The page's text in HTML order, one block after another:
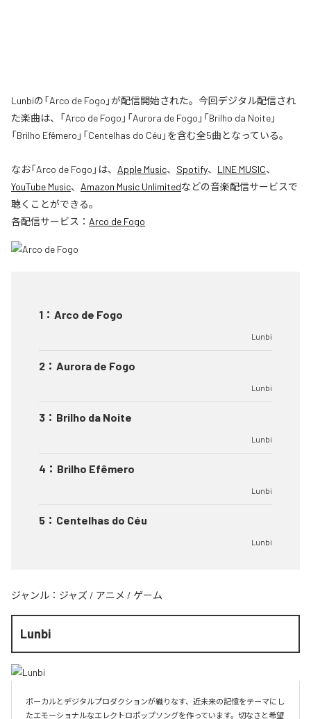
Lunbiの「Arco de Fogo」が配信開始された。今回デジタル配信され
た楽曲は、「Arco de Fogo」「Aurora de Fogo」「Brilho da Noite」
「Brilho Efêmero」「Centelhas do Céu」を含む全5曲となっている。
なお「Arco de Fogo 」は、 Apple Music、 Spotify、 LINE MUSIC、
YouTube Music、 Amazon Music Unlimitedなどの音楽配信サービスで
聴くことができる。
各配信サービス： Arco de Fogo
1 ： Arco de Fogo
Lunbi
2 ： Aurora de Fogo
Lunbi
3 ： Brilho da Noite
Lunbi
4 ： Brilho Efêmero
Lunbi
5 ： Centelhas do Céu
Lunbi
ジャンル： ジャズ / アニメ / ゲーム
Lunbi
ボーカルとデジタルプロダクションが織りなす、近未来の記憶をテーマにし
たエモーショナルなエレクトロポップソングを作っています。切なさと希望